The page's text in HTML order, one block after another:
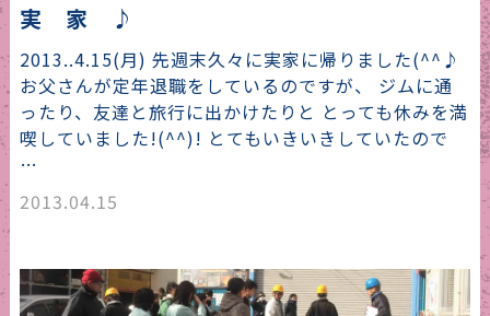
実 家 ♪
2013..4.15(月) 先週末久々に実家に帰りました(^^♪
お父さんが定年退職をしているのですが、 ジムに通
ったり、友達と旅行に出かけたりと とっても休みを満
喫していました!(^^)! とてもいきいきしていたので
…
2013.04.15